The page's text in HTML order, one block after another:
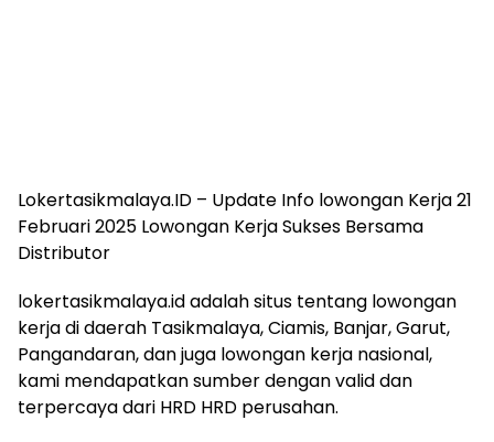
Lokertasikmalaya.ID – Update Info lowongan Kerja 21
Februari 2025 Lowongan Kerja Sukses Bersama
Distributor
lokertasikmalaya.id adalah situs tentang lowongan
kerja di daerah Tasikmalaya, Ciamis, Banjar, Garut,
Pangandaran, dan juga lowongan kerja nasional,
kami mendapatkan sumber dengan valid dan
terpercaya dari HRD HRD perusahan.